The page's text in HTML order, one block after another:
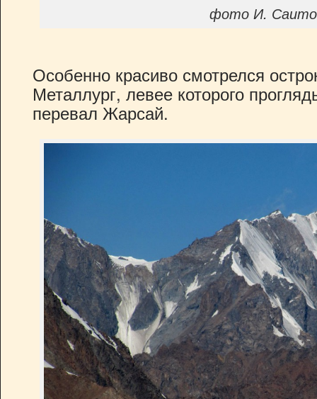
фото И.
Особенно красиво смотрелся
Металлург, левее которого
перевал Жарсай.